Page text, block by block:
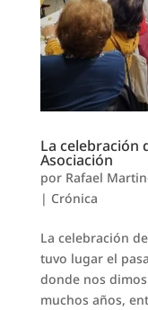
La celebración
Asociación
por Rafael
| Crónica
La celebración
tuvo lugar el
donde nos
muchos años,